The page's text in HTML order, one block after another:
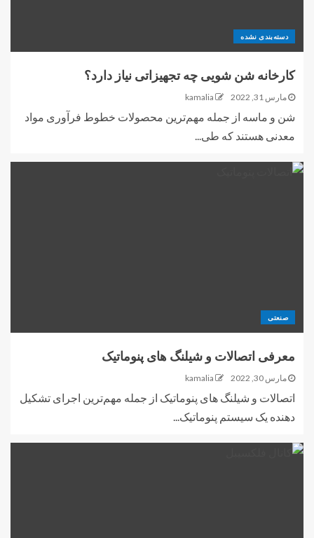
دسته‌بندی نشده
کارخانه شن شویی چه تجهیزاتی نیاز دارد؟
مارس 31, 2022 kamalia
شن و ماسه از جمله مهم‌ترین محصولات خطوط فرآوری مواد
معدنی هستند که طی...
صنعتی
معرفی اتصالات و شیلنگ های پنوماتیک
مارس 30, 2022 kamalia
اتصالات و شیلنگ های پنوماتیک از جمله مهم‌ترین اجرای تشکیل
دهنده یک سیستم پنوماتیک...